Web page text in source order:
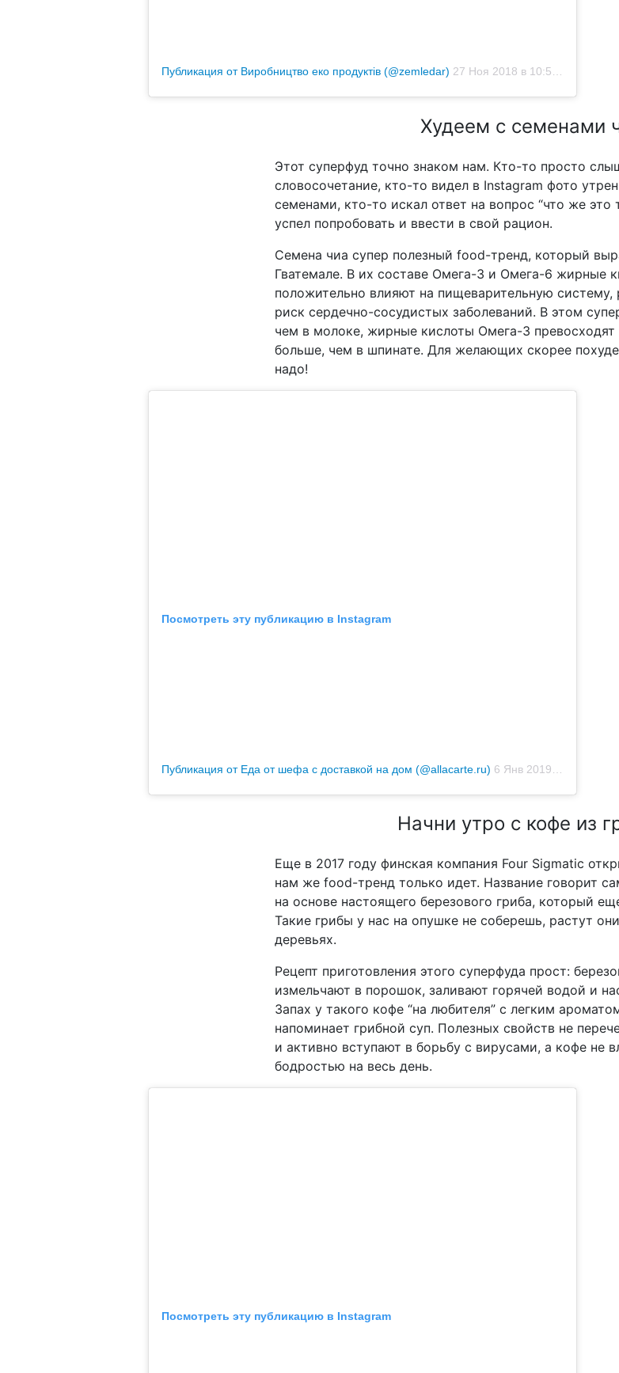
Публикация от Виробництво еко продуктів (@zemledar) 27 Ноя 2018 в 10:52 PST
Худеем с семенами
Этот суперфуд точно знаком нам. Кто-то просто
словосочетание, кто-то видел в Instagram фото
семенами, кто-то искал ответ на вопрос “что же это
успел попробовать и ввести в свой рацион.
Семена чиа супер полезный food-тренд, который
Гватемале. В их составе Омега-3 и Омега-6 жирные
положительно влияют на пищеварительную
риск сердечно-сосудистых заболеваний. В этом
чем в молоке, жирные кислоты Омега-3 превосходят
больше, чем в шпинате. Для желающих скорее
надо!
Посмотреть эту публикацию в Instagram
Публикация от Еда от шефа с доставкой на дом (@allacarte.ru) 6 Янв 2019 в 8:23 PST
Начни утро с кофе из
Еще в 2017 году финская компания Four Sigmatic
нам же food-тренд только идет. Название говорит
на основе настоящего березового гриба, который
Такие грибы у нас на опушке не соберешь, растут
деревьях.
Рецепт приготовления этого суперфуда прост:
измельчают в порошок, заливают горячей водой и
Запах у такого кофе “на любителя” с легким
напоминает грибной суп. Полезных свойств не
и активно вступают в борьбу с вирусами, а кофе не
бодростью на весь день.
Посмотреть эту публикацию в Instagram